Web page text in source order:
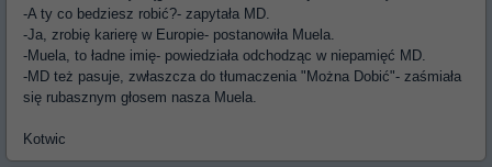
-A ty co bedziesz robić?- zapytała MD.
-Ja, zrobię karierę w Europie- postanowiła Muela.
-Muela, to ładne imię- powiedziała odchodząc w niepamięć MD.
-MD też pasuje, zwłaszcza do tłumaczenia "Można Dobić"- zaśmiała
się rubasznym głosem nasza Muela.
Kotwic